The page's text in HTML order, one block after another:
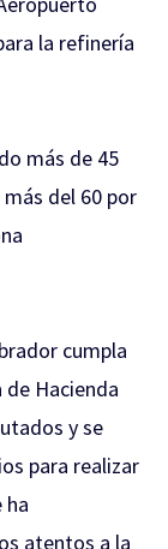
la refinería
más de 45
del 60 por
cumpla
de Hacienda
y se
para realizar
ha
atentos a la